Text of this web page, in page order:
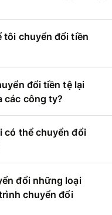
tôi chuyển đổi tiền
đổi tiền tệ lại
các công ty?
có thể chuyển đổi
đổi những loại
chuyển đổi